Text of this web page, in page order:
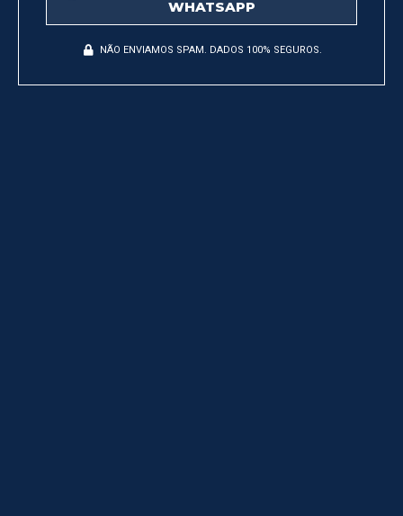
WHATSAPP
NÃO ENVIAMOS SPAM. DADOS 100% SEGUROS.